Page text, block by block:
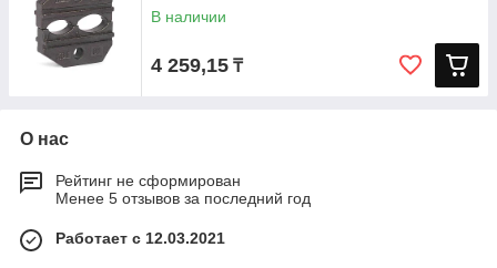
В наличии
4 259,15 ₸
О нас
Рейтинг не сформирован
Менее 5 отзывов за последний год
Работает с 12.03.2021